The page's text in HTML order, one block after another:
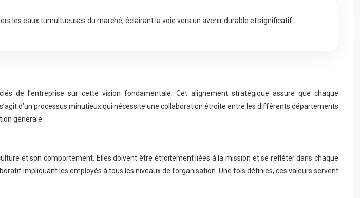
les eaux tumultueuses du marché, éclairant la voie vers un avenir durable et significatif.
de l’entreprise sur cette vision fondamentale. Cet alignement stratégique assure que chaque
d’un processus minutieux qui nécessite une collaboration étroite entre les différents départements
générale.
et son comportement. Elles doivent être étroitement liées à la mission et se refléter dans chaque
impliquant les employés à tous les niveaux de l’organisation. Une fois définies, ces valeurs servent